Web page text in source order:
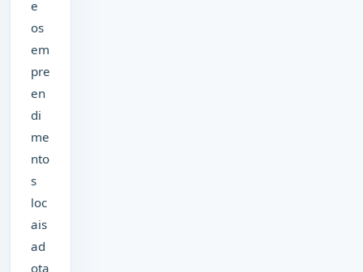
e
os
em
pre
en
di
me
nto
s
loc
ais
ad
ota